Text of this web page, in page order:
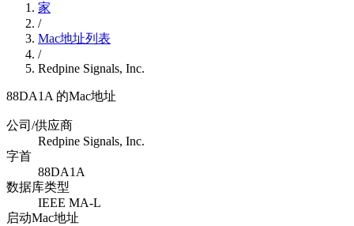
家
/
Mac地址列表
/
Redpine Signals, Inc.
88DA1A 的Mac地址
公司/供应商
Redpine Signals, Inc.
字首
88DA1A
数据库类型
IEEE MA-L
启动Mac地址